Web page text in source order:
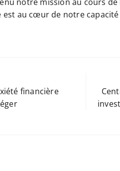
au cœur de notre
financière